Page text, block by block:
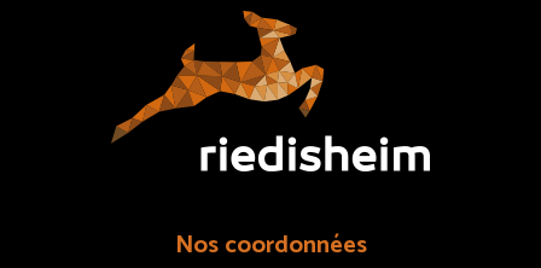
Nos coordonnées